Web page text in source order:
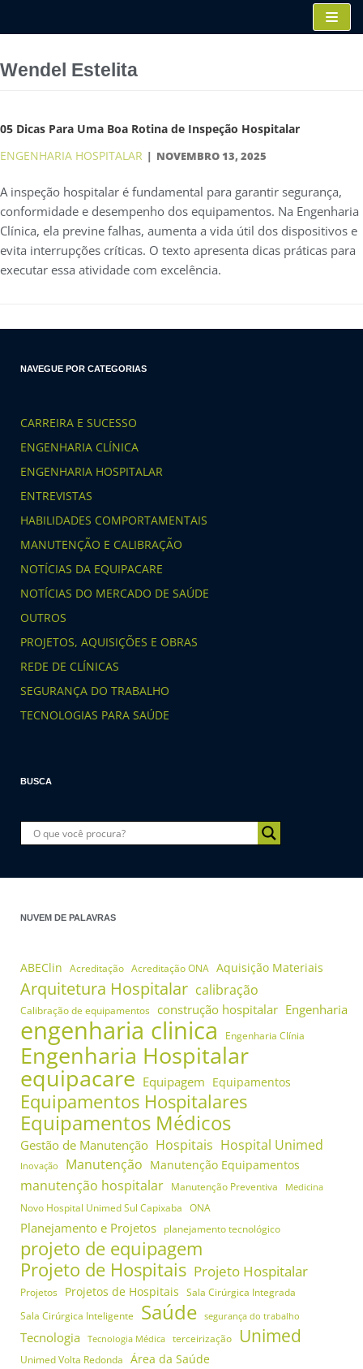
para
conteúdo
Wendel Estelita
05 Dicas Para Uma Boa Rotina de Inspeção Hospitalar
ENGENHARIA HOSPITALAR
NOVEMBRO 13, 2025
A inspeção hospitalar é fundamental para garantir segurança,
conformidade e desempenho dos equipamentos. Na Engenharia
Clínica, ela previne falhas, aumenta a vida útil dos dispositivos e
evita interrupções críticas. O texto apresenta dicas práticas para
executar essa atividade com excelência.
NAVEGUE POR CATEGORIAS
CARREIRA E SUCESSO
ENGENHARIA CLÍNICA
ENGENHARIA HOSPITALAR
ENTREVISTAS
HABILIDADES COMPORTAMENTAIS
MANUTENÇÃO E CALIBRAÇÃO
NOTÍCIAS DA EQUIPACARE
NOTÍCIAS DO MERCADO DE SAÚDE
OUTROS
PROJETOS, AQUISIÇÕES E OBRAS
REDE DE CLÍNICAS
SEGURANÇA DO TRABALHO
TECNOLOGIAS PARA SAÚDE
BUSCA
NUVEM DE PALAVRAS
ABEClin Acreditação Acreditação ONA Aquisição Materiais
Arquitetura Hospitalar calibração
Calibração de equipamentos construção hospitalar Engenharia
engenharia clinica Engenharia Clínia
Engenharia Hospitalar
equipacare Equipagem Equipamentos
Equipamentos Hospitalares
Equipamentos Médicos
Gestão de Manutenção Hospitais Hospital Unimed
Inovação Manutenção Manutenção Equipamentos
manutenção hospitalar Manutenção Preventiva Medicina
Novo Hospital Unimed Sul Capixaba ONA
Planejamento e Projetos planejamento tecnológico
projeto de equipagem
Projeto de Hospitais Projeto Hospitalar
Projetos Projetos de Hospitais Sala Cirúrgica Integrada
Sala Cirúrgica Inteligente
Saúde segurança do trabalho
Tecnologia Tecnologia Médica terceirização Unimed
Unimed Volta Redonda Área da Saúde